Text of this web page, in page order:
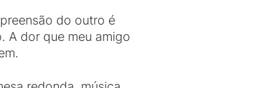
do outro é
A dor que meu amigo